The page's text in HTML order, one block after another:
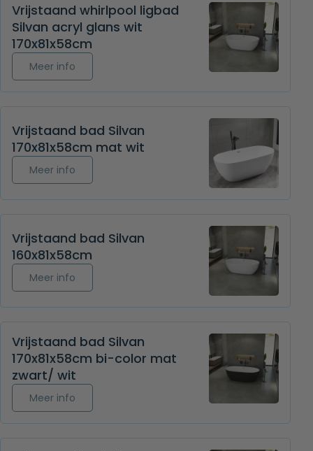
Vrijstaand whirlpool ligbad
Silvan acryl glans wit
170x81x58cm
Meer info
Vrijstaand bad Silvan
170x81x58cm mat wit
Meer info Meer info over Vrijstaand bad Silvan
Vrijstaand bad Silvan
160x81x58cm
Meer info Meer info over Vrijstaand bad Silvan
Vrijstaand bad Silvan
170x81x58cm bi-color mat
zwart/ wit
Meer info